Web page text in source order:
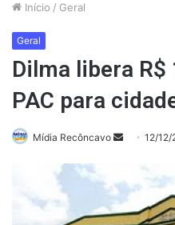
Início / Geral
Geral
Dilma libera R$
PAC para
Mídia Recôncavo
Mande
mail
12/12/